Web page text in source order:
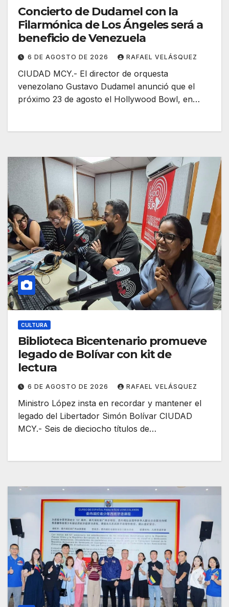
Concierto de Dudamel con la
Filarmónica de Los Ángeles será a
beneficio de Venezuela
6 DE AGOSTO DE 2026 RAFAEL VELÁSQUEZ
CIUDAD MCY.- El director de orquesta
venezolano Gustavo Dudamel anunció que el
próximo 23 de agosto el Hollywood Bowl, en…
CULTURA
Biblioteca Bicentenario promueve
legado de Bolívar con kit de
lectura
6 DE AGOSTO DE 2026 RAFAEL VELÁSQUEZ
Ministro López insta en recordar y mantener el
legado del Libertador Simón Bolívar CIUDAD
MCY.- Seis de dieciocho títulos de…